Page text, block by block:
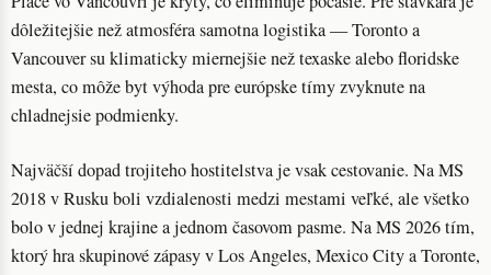
dôležitejšie než atmosféra samotna logistika — Toronto a
Vancouver su klimaticky miernejšie než texaske alebo floridske
mesta, co môže byt výhoda pre európske tímy zvyknute na
chladnejsie podmienky.
Najväčší dopad trojiteho hostitelstva je vsak cestovanie. Na MS
2018 v Rusku boli vzdialenosti medzi mestami veľké, ale všetko
bolo v jednej krajine a jednom časovom pasme. Na MS 2026 tím,
ktorý hra skupinové zápasy v Los Angeles, Mexico City a Toronte,